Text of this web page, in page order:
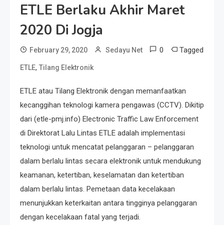
ETLE Berlaku Akhir Maret
2020 Di Jogja
February 29, 2020 Sedayu Net 0 Tagged
ETLE, Tilang Elektronik
ETLE atau Tilang Elektronik dengan memanfaatkan
kecanggihan teknologi kamera pengawas (CCTV). Dikitip
dari (etle-pmj.info) Electronic Traffic Law Enforcement
di Direktorat Lalu Lintas ETLE adalah implementasi
teknologi untuk mencatat pelanggaran – pelanggaran
dalam berlalu lintas secara elektronik untuk mendukung
keamanan, ketertiban, keselamatan dan ketertiban
dalam berlalu lintas. Pemetaan data kecelakaan
menunjukkan keterkaitan antara tingginya pelanggaran
dengan kecelakaan fatal yang terjadi.